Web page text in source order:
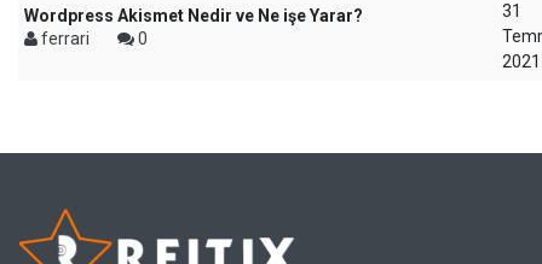
Wordpress Akismet Nedir ve Ne işe Yarar?
ferrari
0
31
2021